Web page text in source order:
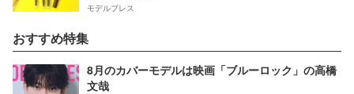
モデルプレス
おすすめ特集
8月のカバーモデルは映画「ブルーロック」の高橋
文哉